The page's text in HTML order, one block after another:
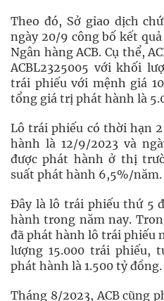
Theo đó, Sở giao dịch
ngày 20/9 công bố kết
Ngân hàng ACB. Cụ thể,
ACBL2325005 với khối
trái phiếu với mệnh giá
tổng giá trị phát hành là
Lô trái phiếu có thời hạn
hành là 12/9/2023 và
được phát hành ở thị
suất phát hành 6,5%/năm.
Đây là lô trái phiếu thứ 5
hành trong năm nay.
đã phát hành lô trái phiếu
lượng 15.000 trái phiếu,
phát hành là 1.500 tỷ đồng.
Tháng 8/2023, ACB cũng